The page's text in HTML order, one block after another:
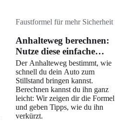
Faustformel für mehr Sicherheit
Anhalteweg berechnen:
Nutze diese einfache
Formel
Der Anhalteweg bestimmt, wie
schnell du dein Auto zum
Stillstand bringen kannst.
Berechnen kannst du ihn ganz
leicht: Wir zeigen dir die Formel
und geben Tipps, wie du ihn
verkürzt.